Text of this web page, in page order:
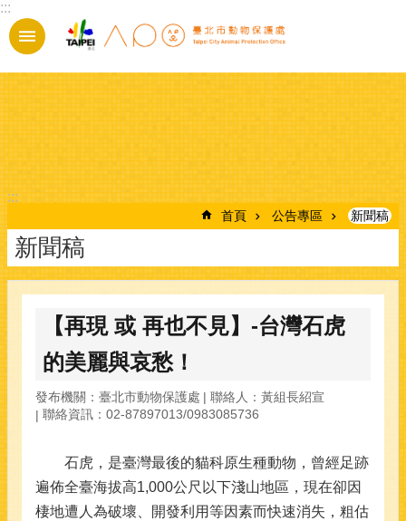
跳到主要內容區塊
:::
:::
首頁 公告專區 新聞稿
新聞稿
【再現 或 再也不見】-台灣石虎
的美麗與哀愁！
發布機關：臺北市動物保護處
聯絡人：黃組長紹宣
聯絡資訊：02-87897013/0983085736
石虎，是臺灣最後的貓科原生種動物，曾經足跡
遍佈全臺海拔高1,000公尺以下淺山地區，現在卻因
棲地遭人為破壞、開發利用等因素而快速消失，粗估